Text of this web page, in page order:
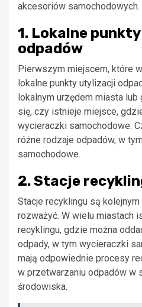
akcesoriów samochodowych.
1. Lokalne
odpadów
Pierwszym miejscem, które
lokalne punkty utylizacji
lokalnym urzędem miasta
się, czy istnieje miejsce,
wycieraczki samochodowe.
różne rodzaje odpadów, w
samochodowe.
2. Stacje
Stacje recyklingu są
rozważyć. W wielu miastach
recyklingu, gdzie można
odpady, w tym wycieraczki
mają odpowiednie procesy
w przetwarzaniu odpadów w
środowiska.